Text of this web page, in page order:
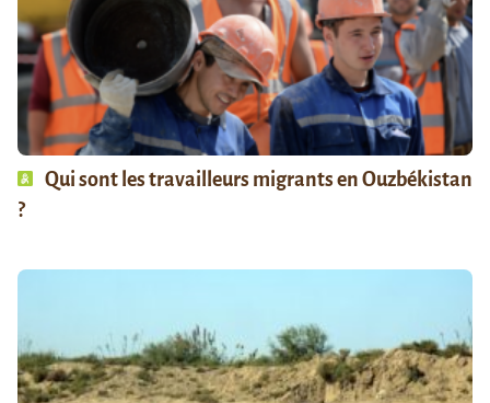
Qui sont les travailleurs migrants en Ouzbékistan
?